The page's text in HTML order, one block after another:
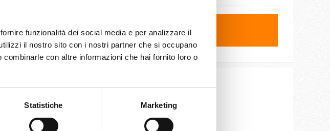
funzionalità dei social media e per analizzare il
il nostro sito con i nostri partner che si occupano
con altre informazioni che hai fornito loro o
Statistiche Marketing
telefono, TV via satellite e cassaforte.
principali ).